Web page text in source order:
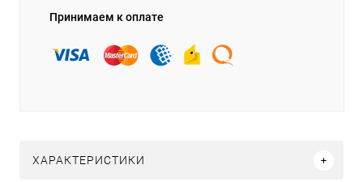
Принимаем к оплате
ХАРАКТЕРИСТИКИ